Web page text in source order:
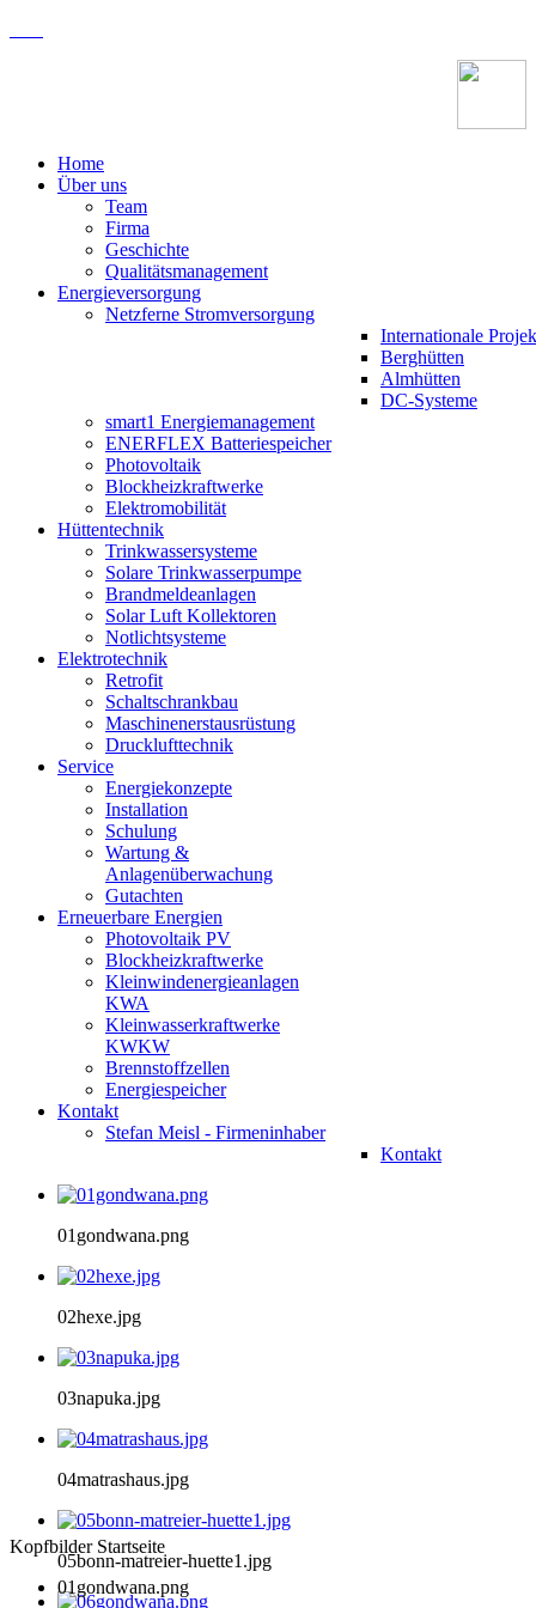
Home
Über uns
Team
Firma
Geschichte
Qualitätsmanagement
Energieversorgung
Netzferne Stromversorgung
Internationale
Berghütten
Almhütten
DC-Systeme
smart1 Energiemanagement
ENERFLEX Batteriespeicher
Photovoltaik
Blockheizkraftwerke
Elektromobilität
Hüttentechnik
Trinkwassersysteme
Solare Trinkwasserpumpe
Brandmeldeanlagen
Solar Luft Kollektoren
Notlichtsysteme
Elektrotechnik
Retrofit
Schaltschrankbau
Maschinenerstausrüstung
Drucklufttechnik
Service
Energiekonzepte
Installation
Schulung
Wartung &
Anlagenüberwachung
Gutachten
Erneuerbare Energien
Photovoltaik PV
Blockheizkraftwerke
Kleinwindenergieanlagen
KWA
Kleinwasserkraftwerke
KWKW
Brennstoffzellen
Energiespeicher
Kontakt
Stefan Meisl - Firmeninhaber
Kontakt
01gondwana.png
02hexe.jpg
03napuka.jpg
04matrashaus.jpg
05bonn-matreier-huette1.jpg
Kopfbilder Startseite
01gondwana.png